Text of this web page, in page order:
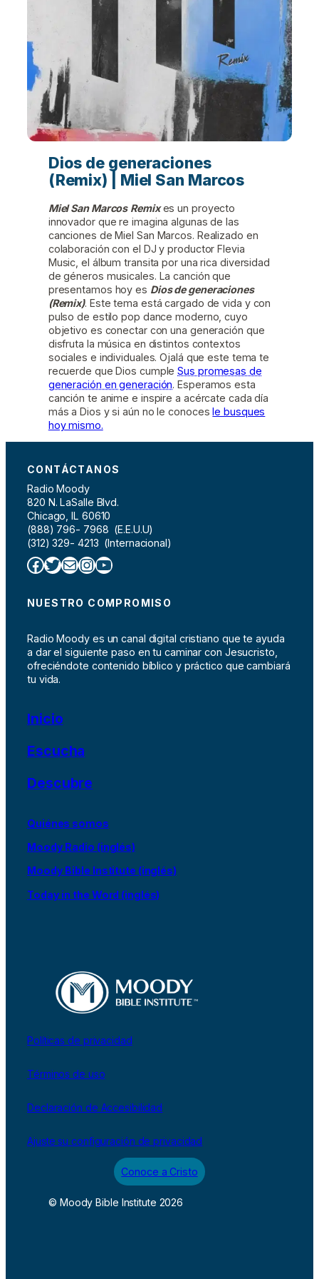
Dios de generaciones
(Remix) | Miel San Marcos
Miel San Marcos Remix es un proyecto
innovador que re imagina algunas de las
canciones de Miel San Marcos. Realizado en
colaboración con el DJ y productor Flevia
Music, el álbum transita por una rica diversidad
de géneros musicales. La canción que
presentamos hoy es Dios de generaciones
(Remix). Este tema está cargado de vida y con
pulso de estilo pop dance moderno, cuyo
objetivo es conectar con una generación que
disfruta la música en distintos contextos
sociales e individuales. Ojalá que este tema te
recuerde que Dios cumpleSus promesas de
generación en generación. Esperamos esta
canción te anime e inspire a acércate cada día
más a Dios y si aún no le conocesle busques
hoy mismo.
CONTÁCTANOS
Radio Moody
820 N. LaSalle Blvd.
Chicago, IL 60610
(888) 796- 7968 (E.E.U.U)
(312) 329- 4213 (Internacional)
Facebook Twitter Correo electrónico InstagramYouTube
NUESTRO COMPROMISO
Radio Moody es un canal digital cristiano que te ayuda
a dar el siguiente paso en tu caminar con Jesucristo,
ofreciéndote contenido bíblico y práctico que cambiará
tu vida.
Inicio
Escucha
Descubre
Quiénes somos
Moody Radio (inglés)
Moody Bible Institute (inglés)
Today in the Word (inglés)
Políticas de privacidad
Términos de uso
Declaración de Accesibilidad
Ajuste su configuración de privacidad
Conoce a Cristo
© Moody Bible Institute 2026